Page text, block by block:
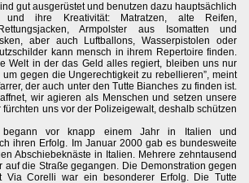
gut ausgerüstet und benutzen dazu hauptsächlich
und ihre Kreativität: Matratzen, alte Reifen,
Armpolster aus Isomatten und
aber auch Luftballons, Wasserpistolen oder
kann mensch in ihrem Repertoire finden.
Welt in der das Geld alles regiert, bleiben uns nur
gegen die Ungerechtigkeit zu rebellieren”, meint
der auch unter den Tutte Bianches zu finden ist.
wir agieren als Menschen und setzen unsere
fürchten uns vor der Polizeigewalt, deshalb schützen
begann vor knapp einem Jahr in Italien und
ihren Erfolg. Im Januar 2000 gab es bundesweite
Abschiebeknäste in Italien. Mehrere zehntausend
auf die Straße gegangen. Die Demonstration gegen
Via Corelli war ein besonderer Erfolg. Die Tutte